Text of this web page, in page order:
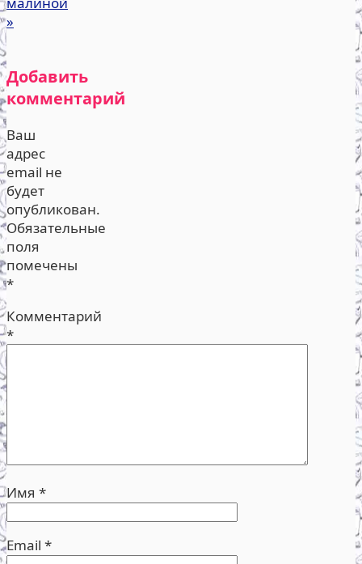
»
Добавить
комментарий
Ваш
адрес
email не
будет
опубликован.
Обязательные
поля
помечены
*
Комментарий
*
Имя *
Email *